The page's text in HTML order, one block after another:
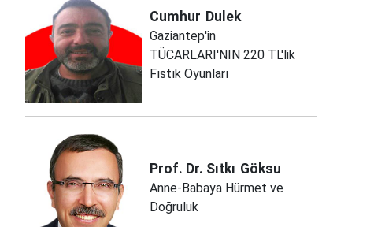
Cumhur Dulek
Gaziantep'in
TÜCARLARI'NIN 220 TL'lik
Fıstık Oyunları
Prof. Dr. Sıtkı Göksu
Anne-Babaya Hürmet ve
Doğruluk